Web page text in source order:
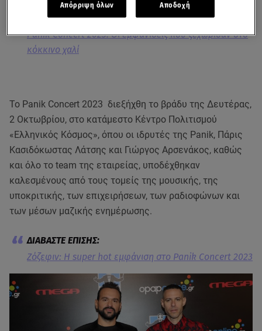
Panik Concert 2023: Οι εμφανίσεις που ξεχώρισαν στο
κόκκινο χαλί
Το Panik Concert 2023 διεξήχθη το βράδυ της Δευτέρας,
2 Οκτωβρίου, στο κατάμεστο Κέντρο Πολιτισμού
«Ελληνικός Κόσμος», όπου οι ιδρυτές της Panik, Πάρις
Κασιδόκωστας Λάτσης και Γιώργος Αρσενάκος, καθώς
και όλο το team της εταιρείας, υποδέχθηκαν
καλεσμένους από τους τομείς της μουσικής, της
υποκριτικής, των επιχειρήσεων, των ραδιοφώνων και
των μέσων μαζικής ενημέρωσης.
Ζόζεφιν: Η super hot εμφάνιση στο Panik Concert 2023
Απόρριψη όλων Αποδοχή